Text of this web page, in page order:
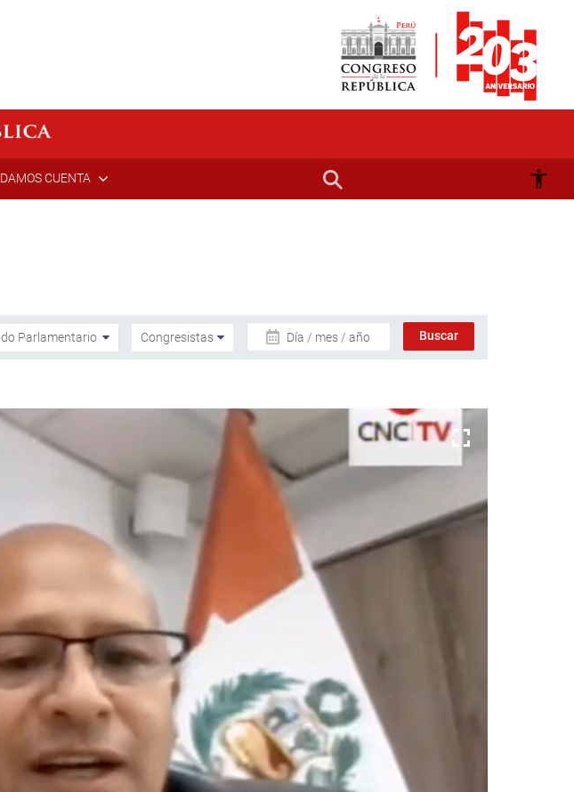
DAMOS CUENTA
Día / mes / año